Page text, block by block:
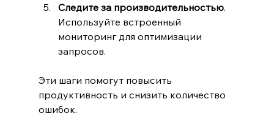
Следите за производительностью.
Используйте встроенный
мониторинг для оптимизации
запросов.
Эти шаги помогут повысить
продуктивность и снизить количество
ошибок.